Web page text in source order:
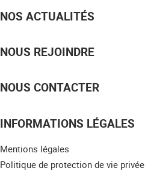
NOS ACTUALITÉS
NOUS REJOINDRE
NOUS CONTACTER
INFORMATIONS LÉGALES
Mentions légales
Politique de protection de vie privée